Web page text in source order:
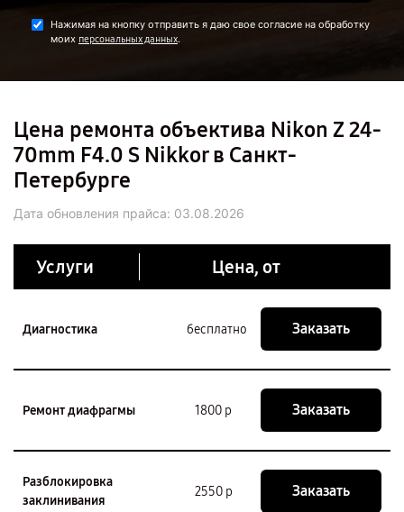
Нажимая на кнопку отправить я даю свое согласие на обработку
моих персональных данных.
Цена ремонта объектива Nikon Z 24-
70mm F4.0 S Nikkor в Санкт-
Петербурге
Дата обновления прайса: 03.08.2026
Услуги Цена, от
Диагностика бесплатно Заказать
Ремонт диафрагмы 1800 р Заказать
Разблокировка
заклинивания
2550 р Заказать